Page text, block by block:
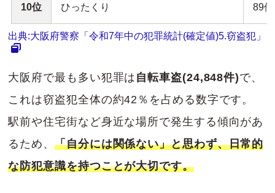
10位 ひったくり 89件
出典:大阪府警察「令和7年中の犯罪統計(確定値)5.窃盗犯」
大阪府で最も多い犯罪は 自転車盗(24,848件)で、
これは窃盗犯全体の約42％を占める数字です。
駅前や住宅街など身近な場所で発生する傾向があ
るため、「自分には関係ない」と思わず、日常的
な防犯意識を持つことが大切です。